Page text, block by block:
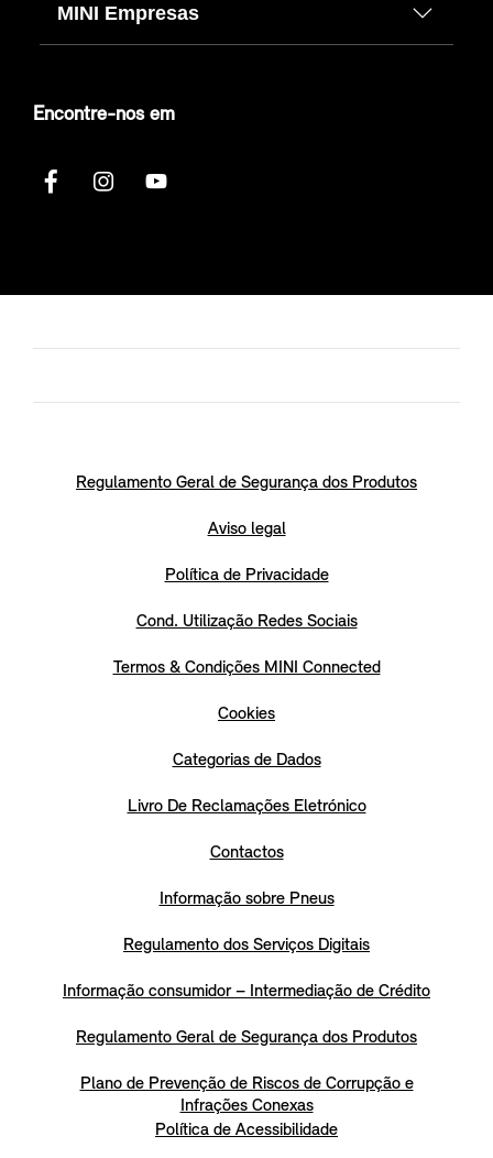
MINI Empresas
Encontre-nos em
Regulamento Geral de Segurança dos Produtos
Aviso legal
Política de Privacidade
Cond. Utilização Redes Sociais
Termos & Condições MINI Connected
Cookies
Categorias de Dados
Livro De Reclamações Eletrónico
Contactos
Informação sobre Pneus
Regulamento dos Serviços Digitais
Informação consumidor – Intermediação de Crédito
Regulamento Geral de Segurança dos Produtos
Plano de Prevenção de Riscos de Corrupção e
Infrações Conexas
Política de Acessibilidade